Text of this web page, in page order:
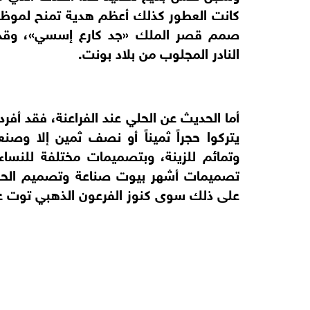
كانت العطور كذلك أعظم هدية تمنح
صمم قصر الملك «جد كارع إسسي»،
النادر المجلوب من بلاد بونت.
أما الحديث عن الحلي عند الفراعنة، فقد
يتركوا حجراً ثميناً أو نصف ثمين إلا
وتمائم للزينة، وبتصميمات مختلفة
تصميمات أشهر بيوت صناعة وتصميم
على ذلك سوى كنوز الفرعون الذهبي توت